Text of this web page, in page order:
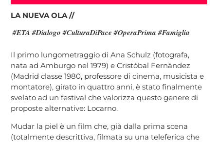
LA NUEVA OLA //
#ETA #Dialogo #CulturaDiPace #OperaPrima #Famiglia
Il primo lungometraggio di Ana Schulz (fotografa,
nata ad Amburgo nel 1979) e Cristóbal Fernández
(Madrid classe 1980, professore di cinema, musicista e
montatore), girato in quattro anni, è stato finalmente
svelato ad un festival che valorizza questo genere di
proposte alternative: Locarno.
Mudar la piel è un film che, già dalla prima scena
(totalmente descrittiva, filmata su una teleferica che